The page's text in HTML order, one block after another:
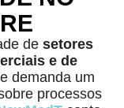
de setores
e de
demanda um
processos